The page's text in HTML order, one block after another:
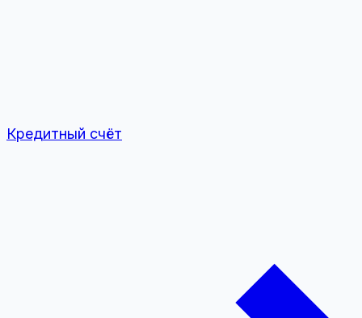
Кредитный счёт